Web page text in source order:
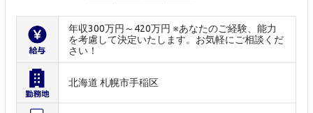
年収300万円～420万円 ※あなたのご経験、能力
を考慮して決定いたします。お気軽にご相談くだ
さい！
北海道 札幌市手稲区